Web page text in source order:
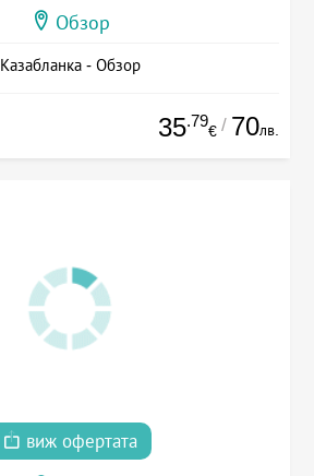
Обзор
Казабланка - Обзор
35.79
€ / 70лв.
виж офертата